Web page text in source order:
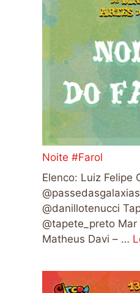
Noite #Farol
Elenco: Luiz Felipe
@danillotenucci
@tapete_preto
Matheus Davi – …